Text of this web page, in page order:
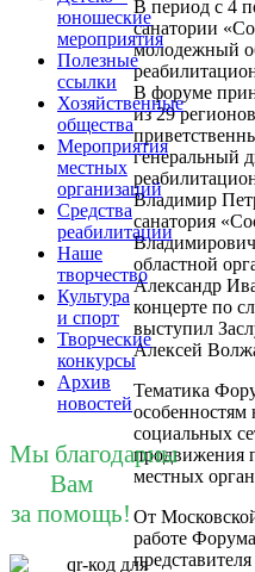
В период с 4
санатории
молодежный
В форуме
из 29
генеральный
Владимир
санатория
областной
Александр
концерте по
выступил
Алексей
Тематика
особенностям
социальных
продвижения
местных
От
работе
юношеские
мероприятия
Полезные
ссылки
Хозяйственные
общества
Мероприятия
местных
организаций
Средства
реабилитации
Наше
творчество
Культура
и спорт
Творческие
конкурсы
Архив
новостей
Мы благодарны
Вам
за помощь!